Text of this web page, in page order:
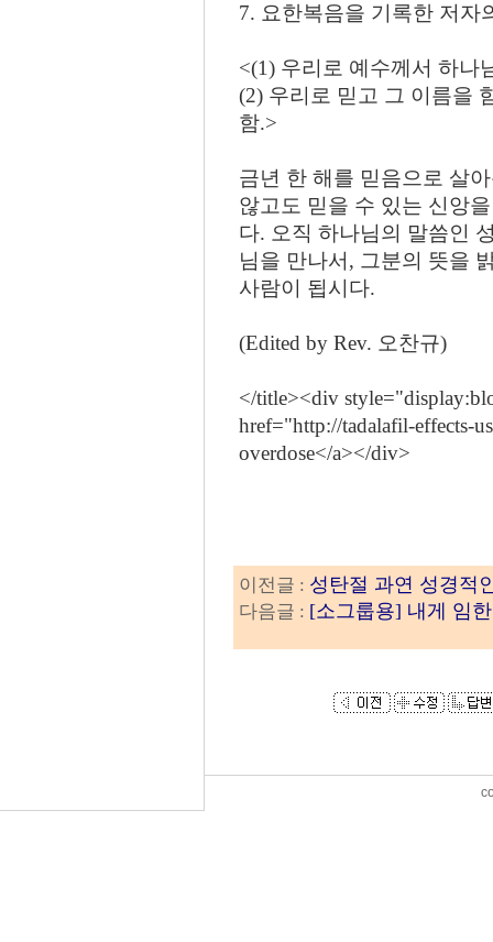
7. 요한복음을 기록한 저자
<(1) 우리로 예수께서 하나
(2) 우리로 믿고 그 이름을
함.>
금년 한 해를 믿음으로 살
않고도 믿을 수 있는 신앙
다. 오직 하나님의 말씀인
님을 만나서, 그분의 뜻을
사람이 됩시다.
(Edited by Rev. 오찬규)
</title><div
href="http://tadalafil-effects-
overdose</a></div>
이전글 : 성탄절 과연 성경적
다음글 : [소그룹용] 내게 임